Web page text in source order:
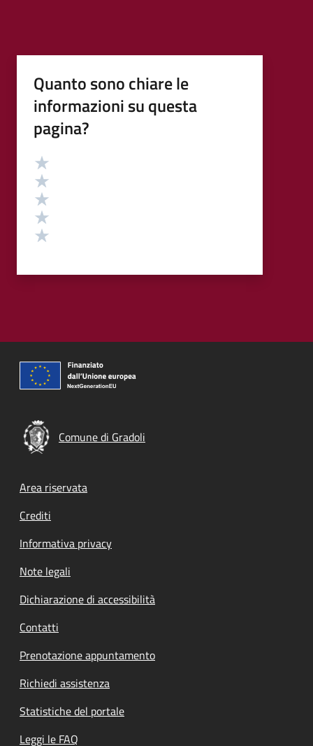
Quanto sono chiare le
informazioni su questa
pagina?
Valutazione
Comune di Gradoli
Footer menu
Area riservata
Crediti
Informativa privacy
Note legali
Dichiarazione di accessibilità
Contatti
Prenotazione appuntamento
Richiedi assistenza
Statistiche del portale
Leggi le FAQ